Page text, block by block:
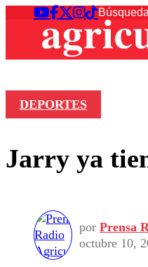
DEPORTES
Jarry ya
por Prensa
octubre 10,